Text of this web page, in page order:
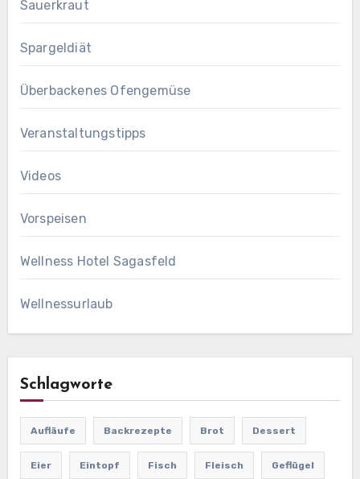
Sauerkraut
Spargeldiät
Überbackenes Ofengemüse
Veranstaltungstipps
Videos
Vorspeisen
Wellness Hotel Sagasfeld
Wellnessurlaub
Schlagworte
Aufläufe Backrezepte Brot Dessert
Eier Eintopf Fisch Fleisch Geflügel